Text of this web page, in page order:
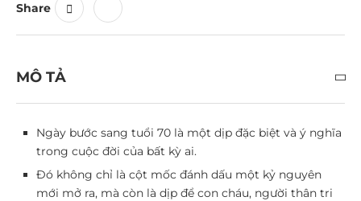
Share
MÔ TẢ
Ngày bước sang tuổi 70 là một dịp đặc biệt và ý nghĩa
trong cuộc đời của bất kỳ ai.
Đó không chỉ là cột mốc đánh dấu một kỷ nguyên
mới mở ra, mà còn là dịp để con cháu, người thân tri